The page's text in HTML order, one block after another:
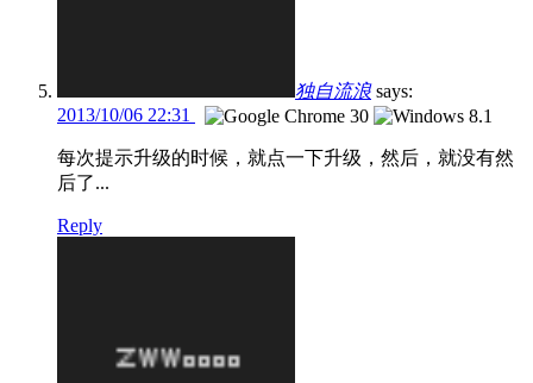
独自流浪 says:
2013/10/06 22:31
每次提示升级的时候，就点一下升级，然后，就没有然
后了...
Reply